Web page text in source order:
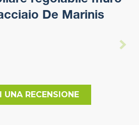
De Marinis
UNA RECENSIONE